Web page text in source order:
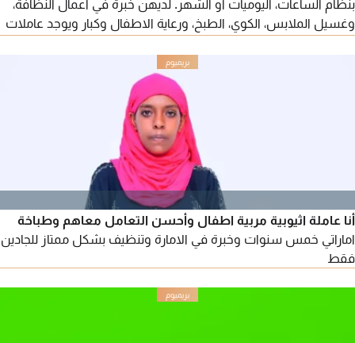
بنظام الساعات، اليوميات أو الشهر. لديهن خبرة في أعمال النظافة،
وغسيل الملابس، الكوي، الطبخ، ورعاية الاطفال وكبار ويوجد عاملات
أنا عاملة اثيوبية مربية اطفال وأحسن التعامل معاهم وطباخة
اماراتي خمس سنوات وخبرة في الامارة وتنظيف بشكل ممتاز للجادين
فقط